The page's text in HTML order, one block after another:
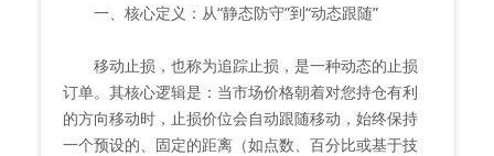
一、核心定义：从“静态防守”到“动态跟随”
移动止损，也称为追踪止损，是一种动态的止损
订单。其核心逻辑是：当市场价格朝着对您持仓有利
的方向移动时，止损价位会自动跟随移动，始终保持
一个预设的、固定的距离（如点数、百分比或基于技